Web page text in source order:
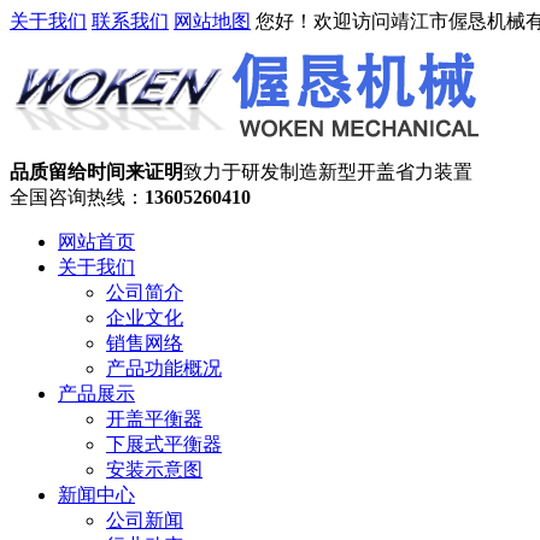
关于我们 联系我们 网站地图 您好！欢迎访问靖江市偓恳机械
品质留给时间来证明致力于研发制造新型开盖省力装置
全国咨询热线： 13605260410
网站首页
关于我们
公司简介
企业文化
销售网络
产品功能概况
产品展示
开盖平衡器
下展式平衡器
安装示意图
新闻中心
公司新闻